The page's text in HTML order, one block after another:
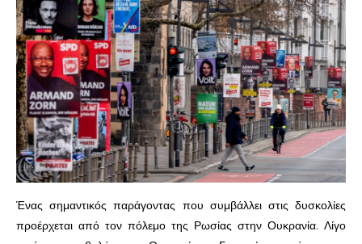
Ένας σημαντικός παράγοντας που συμβάλλει στις δυσκολίες
προέρχεται από τον πόλεμο της Ρωσίας στην Ουκρανία. Λίγο